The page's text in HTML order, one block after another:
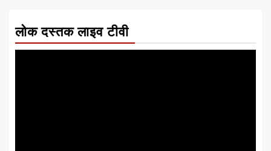
लोक दस्तक लाइव टीवी